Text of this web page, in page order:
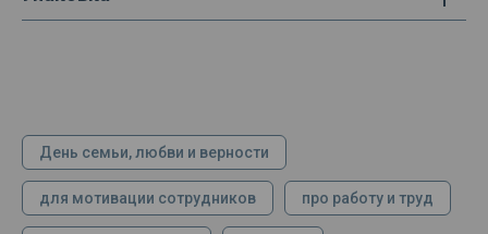
День семьи, любви и верности
для мотивации сотрудников про работу и труд